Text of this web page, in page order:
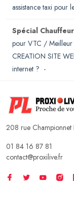
assistance taxi pour
Spécial
pour VTC / Meilleur
CREATION SITE
internet ? -
208 rue Championnet
01 84 16 87 81
contact@proxilive.fr